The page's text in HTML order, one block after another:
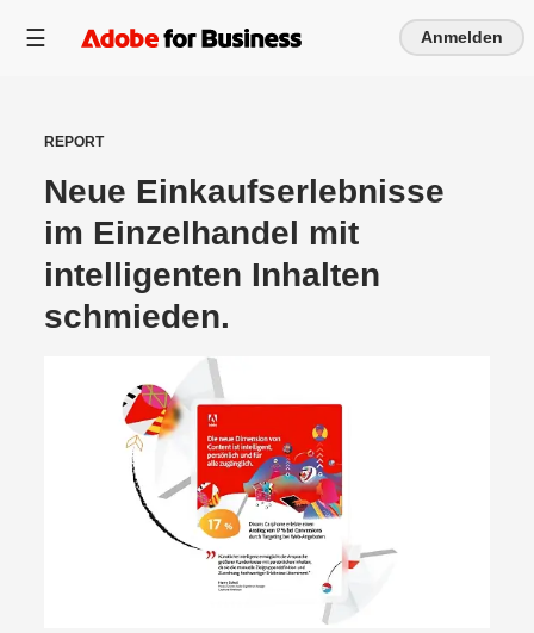
Anmelden
REPORT
Neue Einkaufserlebnisse
im Einzelhandel mit
intelligenten Inhalten
schmieden.